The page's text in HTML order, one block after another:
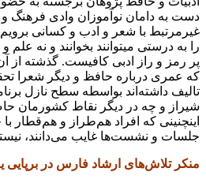
دست به دامان نوآموزان وادی فرهنگ‌
غیرمرتبط با شعر و ادب و کسانی
را به درستی میتوانند بخوانند و نه
پر رمز و راز ادبی کافیست. گذشته از
که عمری درباره حافظ و دیگر شعرا
تالیف داشته‌اند بواسطه سطح نازل
شیراز و چه در دیگر نقاط کشورمان
اینچنینی که افراد هم‌طراز و هم‌قطار
جلسات و نشست‌ها غایب می‌دانند،
منکر تلاش‌های ارشاد فارس در برپایی